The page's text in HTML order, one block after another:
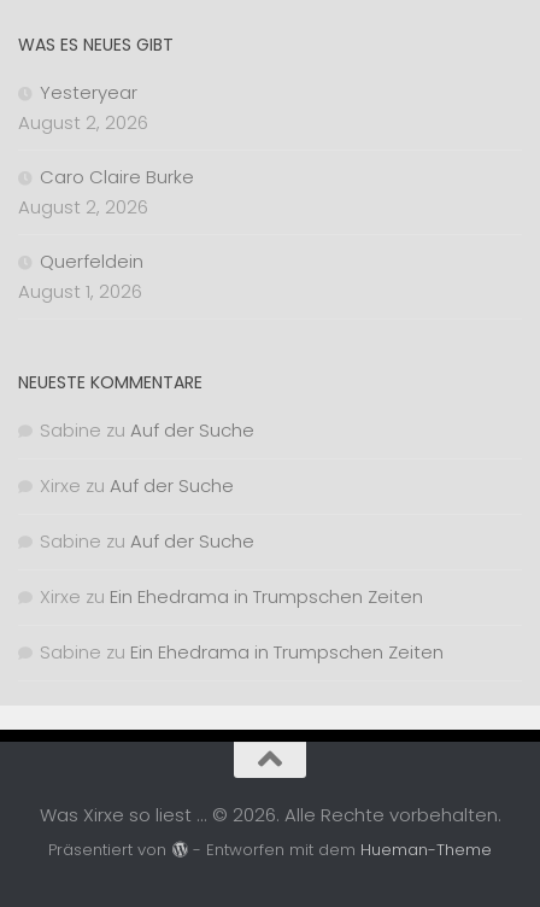
WAS ES NEUES GIBT
Yesteryear
August 2, 2026
Caro Claire Burke
August 2, 2026
Querfeldein
August 1, 2026
NEUESTE KOMMENTARE
Sabine zu Auf der Suche
Xirxe zu Auf der Suche
Sabine zu Auf der Suche
Xirxe zu Ein Ehedrama in Trumpschen Zeiten
Sabine zu Ein Ehedrama in Trumpschen Zeiten
Was Xirxe so liest ... © 2026. Alle Rechte vorbehalten.
Präsentiert von - Entworfen mit dem Hueman-Theme